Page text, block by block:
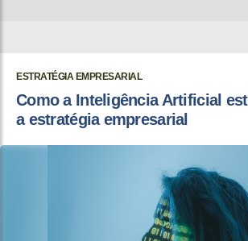
ESTRATÉGIA EMPRESARIAL
Como a Inteligência Artificial
a estratégia empresarial